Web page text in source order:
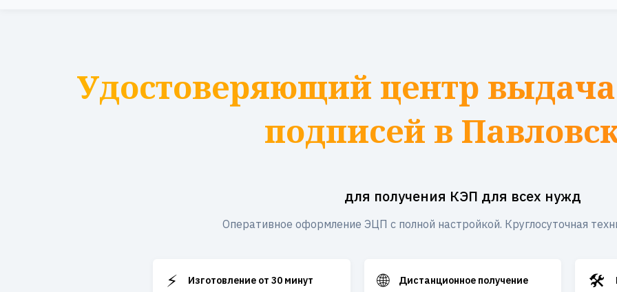
Удостоверяющий центр
подписей в
для получения КЭП для всех нужд
Оперативное оформление ЭЦП с полной настройкой. Круглосуточная
⚡ Изготовление от 30 минут 🌐 Дистанционное получение 🛠️